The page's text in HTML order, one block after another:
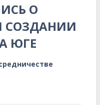
О
СОЗДАНИИ
ЮГЕ